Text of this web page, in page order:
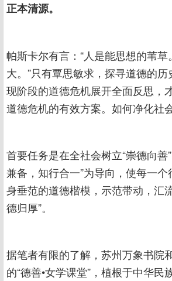
正本清源。
帕斯卡尔有言：“人是能思想的苇
大。”只有覃思敏求，探寻道德的
现阶段的道德危机展开全面反思，
道德危机的有效方案。如何净化社
首要任务是在全社会树立“崇德向善
兼备，知行合一”为导向，使每一
身垂范的道德楷模，示范带动，汇
德归厚”。
据笔者有限的了解，苏州万象书院
的“德善•女学课堂”，植根于中华民